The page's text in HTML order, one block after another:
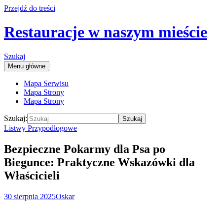
Przejdź do treści
Restauracje w naszym mieście
Szukaj
Menu główne
Mapa Serwisu
Mapa Strony
Mapa Strony
Szukaj:
Listwy Przypodłogowe
Bezpieczne Pokarmy dla Psa po
Biegunce: Praktyczne Wskazówki dla
Właścicieli
30 sierpnia 2025Oskar